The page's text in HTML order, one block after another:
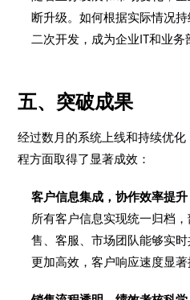
断升级。如何根据实际情况
二次开发，成为企业IT和业务
五、突破成果
经过数月的系统上线和持续优
程方面取得了显著成效：
客户信息集成，协作效率提升
所有客户信息实现统一归档
售、客服、市场团队能够实
更加高效，客户响应速度显著